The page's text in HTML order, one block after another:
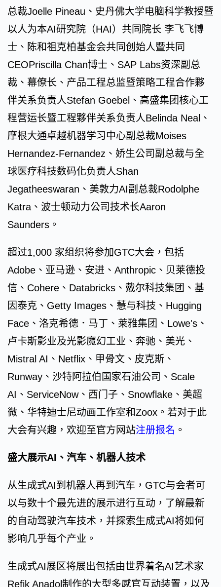
总裁Joelle Pineau、史丹佛大学电脑科学教授暨
以人为本AI研究院（HAI）共同院长 李飞飞博
士、陈和祖克柏基金会共同创始人暨共同
CEOPriscilla Chan博士、SAP Labs资深副总
裁、幕僚长、产品工程总监暨策略工程合作夥
伴关系负责人Stefan Goebel、高盛集团核心工
程营运长暨工程夥伴关系负责人Belinda Neal、
摩根大通卓越机器学习中心副总裁Moises
Hernandez-Fernandez、娇生公司副总裁与全
球医疗科技数码化负责人Shan
Jegatheeswaran、美敦力AI副总裁Rodolphe
Katra、波士顿动力公司技术长Aaron
Saunders。
超过1,000 家组织将参加GTC大会，包括
Adobe、亚马逊、安进、Anthropic、贝莱德投
信、Cohere、Databricks、戴尔科技集团、基
因泰克、Getty Images、慧与科技、Hugging
Face、洛克希德．马丁、莱雅集团、Lowe's、
卢卡斯影业及光影魔幻工业、奔驰、美光、
Mistral AI、Netflix、甲骨文、皮克斯、
Runway、沙特阿拉伯国家石油公司、Scale
AI、ServiceNow、西门子、Snowflake、美超
微、华特迪士尼动画工作室和Zoox。若对于此
大会有兴趣，欢迎至官方网站注册报名 。
盛大展示AI、汽车、机器人技术
从生成式AI到机器人再到汽车，GTC与会者可
以与数十个最先进的展示进行互动，了解最新
的自动驾驶汽车技术，并探索生成式AI将如何
影响几乎每个产业。
生成式AI展区将展出包括由世界着名AI艺术家
Refik Anadol制作的大型多感官互动装置，以及